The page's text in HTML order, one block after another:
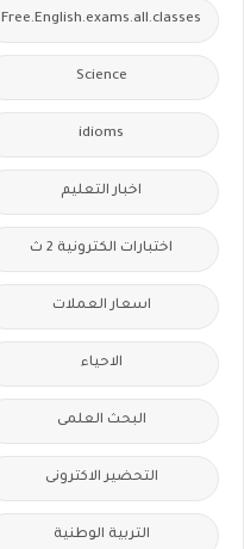
Free.English.exams.all.classes
Science
idioms
اخبار التعليم
اختبارات الكترونية 2 ث
اسعار العملات
الاحياء
البحث العلمى
التحضير الاكترونى
التربية الوطنية